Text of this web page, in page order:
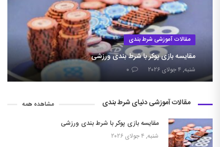
مقالات آموزشی شرط بندی
مقایسه بازی پوکر با شرط بندی ورزشی
شنبه, ۴ جولای ۲۰۲۶ ۰
مقالات آموزشی دنیای شرط بندی مشاهده همه
مقایسه بازی پوکر با شرط بندی ورزشی
شنبه, ۴ جولای ۲۰۲۶